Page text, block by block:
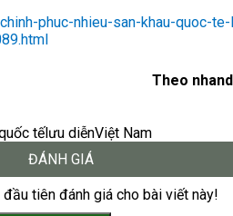
phuc-nhieu-san-khau-quoc-
Theo
tếlưu diễnViệt Nam
ĐÁNH GIÁ
tiên đánh giá cho bài viết này!